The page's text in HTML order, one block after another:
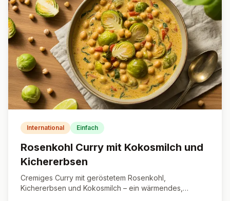
International Einfach
Rosenkohl Curry mit Kokosmilch und
Kichererbsen
Cremiges Curry mit geröstetem Rosenkohl,
Kichererbsen und Kokosmilch – ein wärmendes,